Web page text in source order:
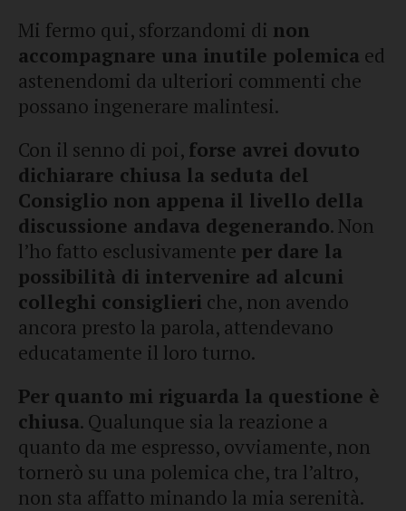
Mi fermo qui, sforzandomi di non
accompagnare una inutile polemica ed
astenendomi da ulteriori commenti che
possano ingenerare malintesi.
Con il senno di poi, forse avrei dovuto
dichiarare chiusa la seduta del
Consiglio non appena il livello della
discussione andava degenerando. Non
l’ho fatto esclusivamente per dare la
possibilità di intervenire ad alcuni
colleghi consiglieri che, non avendo
ancora presto la parola, attendevano
educatamente il loro turno.
Per quanto mi riguarda la questione è
chiusa. Qualunque sia la reazione a
quanto da me espresso, ovviamente, non
tornerò su una polemica che, tra l’altro,
non sta affatto minando la mia serenità.